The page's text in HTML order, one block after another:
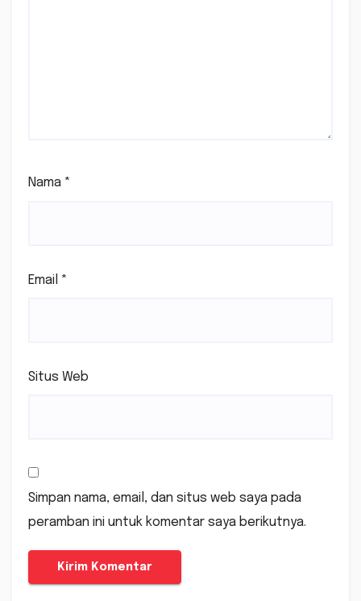
Nama *
Email *
Situs Web
Simpan nama, email, dan situs web saya pada
peramban ini untuk komentar saya berikutnya.